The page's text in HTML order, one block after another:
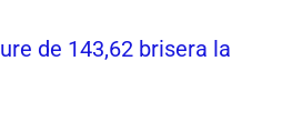
de 143,62 brisera la